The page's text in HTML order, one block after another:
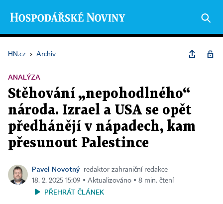
HN.cz › Archiv
ANALÝZA
Stěhování „nepohodlného“
národa. Izrael a USA se opět
předhánějí v nápadech, kam
přesunout Palestince
Pavel Novotný
redaktor zahraniční redakce
18. 2. 2025 15:09 ▪ Aktualizováno ▪ 8 min. čtení
PŘEHRÁT ČLÁNEK